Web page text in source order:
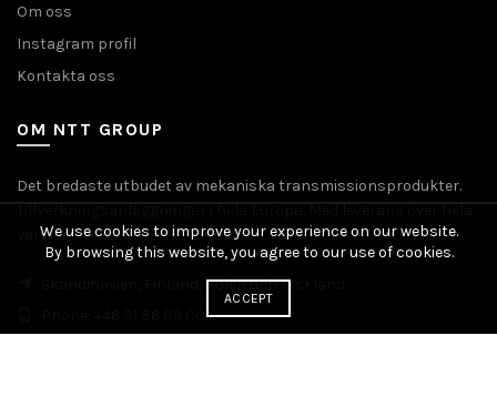
Om oss
Instagram profil
Kontakta oss
OM NTT GROUP
Det bredaste utbudet av mekaniska transmissionsprodukter.
Tillverkningsanläggningar i hela Europa. Med leverans över hela
världen.
Skandinavien, Finland, Polen och Tyskland
We use cookies to improve your experience on our website.
By browsing this website, you agree to our use of cookies.
ACCEPT